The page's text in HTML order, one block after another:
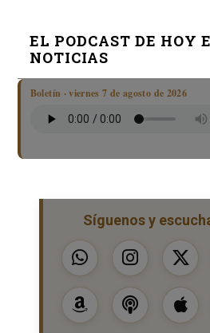
EL PODCAST DE HOY
NOTICIAS
Boletín · viernes 7 de agosto de 2026
Síguenos y